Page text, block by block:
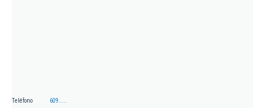
Teléfono 609.....